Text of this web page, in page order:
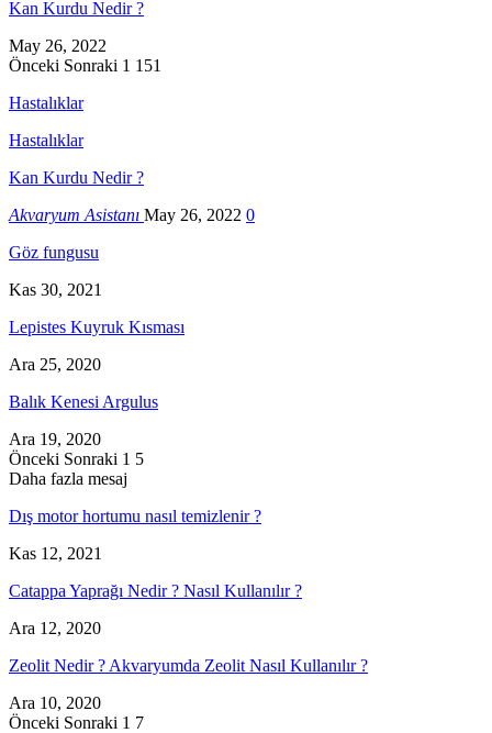
Kan Kurdu Nedir ?
May 26, 2022
Önceki Sonraki 1 151
Hastalıklar
Hastalıklar
Kan Kurdu Nedir ?
Akvaryum Asistanı May 26, 2022 0
Göz fungusu
Kas 30, 2021
Lepistes Kuyruk Kısması
Ara 25, 2020
Balık Kenesi Argulus
Ara 19, 2020
Önceki Sonraki 1 5
Daha fazla mesaj
Dış motor hortumu nasıl temizlenir ?
Kas 12, 2021
Catappa Yaprağı Nedir ? Nasıl Kullanılır ?
Ara 12, 2020
Zeolit Nedir ? Akvaryumda Zeolit Nasıl Kullanılır ?
Ara 10, 2020
Önceki Sonraki 1 7